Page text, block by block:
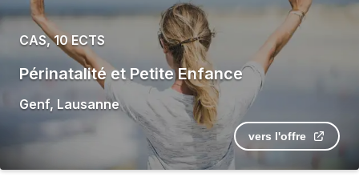
CAS, 10 ECTS
Périnatalité et Petite Enfance
Genf, Lausanne
vers l'offre